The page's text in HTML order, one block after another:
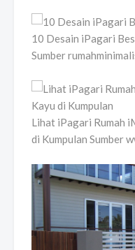
10 Desain iPagari
Sumber
Lihat iPagari Rumah
di Kumpulan Sumber